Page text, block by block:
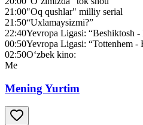
21:00"Oq qushlar" milliy serial
21:50“Uxlamaysizmi?”
22:40Yevropa Ligasi: “Beshiktosh
00:50Yevropa Ligasi: “Tottenhem -
02:50O‘zbek kino:
Me
Mening Yurtim